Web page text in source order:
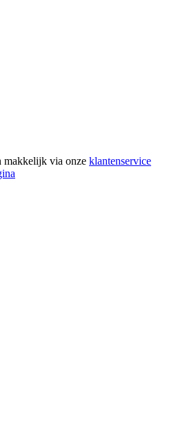
makkelijk via onze klantenservice